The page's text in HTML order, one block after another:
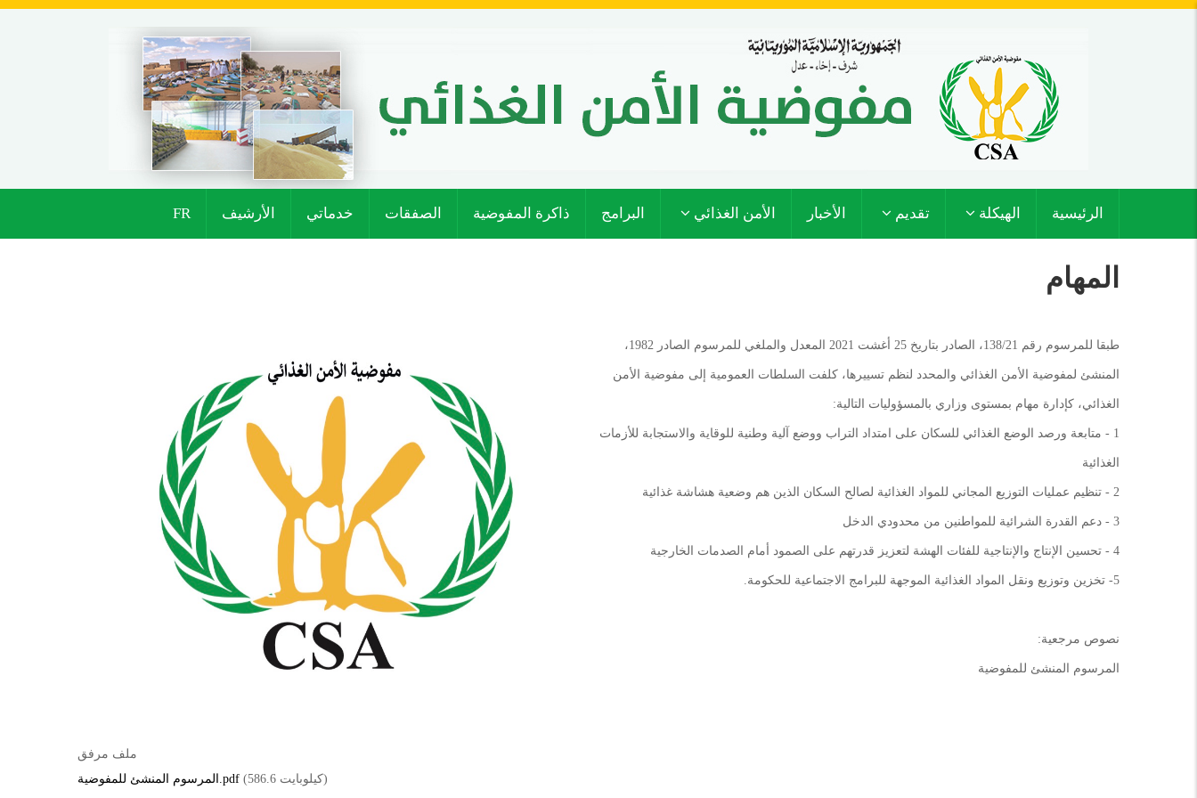
تجاوز
MAIN
الرئيسية الهيكلة تقديم الأخبار الأمن الغذائي البرامج ذاكرة المفوضية الصفقات خدماتي الأرشيف FR
المهام
طبقا للمرسوم رقم 138/21، الصادر بتاريخ 25 أغشت 2021 المعدل والملغي للمرسوم الصادر 1982،
المنشئ لمفوضية الأمن الغذائي والمحدد لنظم تسييرها، كلفت السلطات العمومية إلى مفوضية الأمن
الغذائي، كإدارة مهام بمستوى وزاري بالمسؤوليات التالية:
1 - متابعة ورصد الوضع الغذائي للسكان على امتداد التراب ووضع آلية وطنية للوقاية والاستجابة للأزمات
الغذائية
2 - تنظيم عمليات التوزيع المجاني للمواد الغذائية لصالح السكان الذين هم وضعية هشاشة غذائية
3 - دعم القدرة الشرائية للمواطنين من محدودي الدخل
4 - تحسين الإنتاج والإنتاجية للفئات الهشة لتعزيز قدرتهم على الصمود أمام الصدمات الخارجية
5- تخزين وتوزيع ونقل المواد الغذائية الموجهة للبرامج الاجتماعية للحكومة.
نصوص مرجعية:
المرسوم المنشئ للمفوضية
ملف مرفق
المرسوم المنشئ للمفوضية.pdf
(586.6 كيلوبايت)